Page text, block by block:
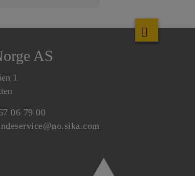
AS
1
06 79 00